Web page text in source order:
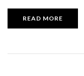
READ MORE